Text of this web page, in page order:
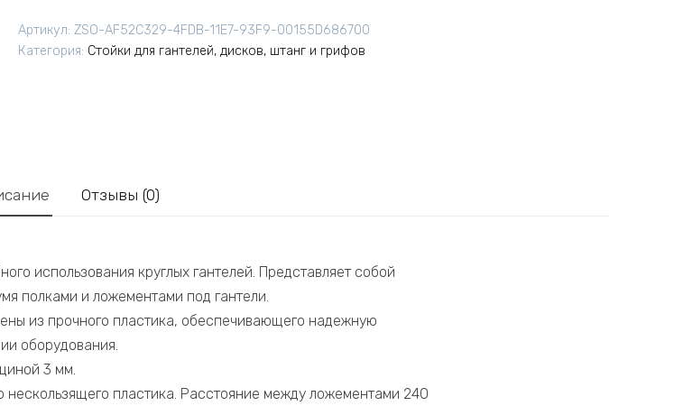
Артикул: ZSO-AF52C329-4FDB-11E7-93F9-00155D686700
Категория: Стойки для гантелей, дисков, штанг и грифов
Отзывы (0)
использования круглых гантелей. Представляет собой
полками и ложементами под гантели.
из прочного пластика, обеспечивающего надежную
оборудования.
3 мм.
нескользящего пластика. Расстояние между ложементами 240